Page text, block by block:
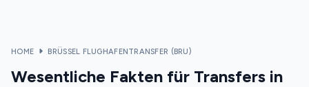
HOME BRÜSSEL FLUGHAFENTRANSFER (BRU)
Wesentliche Fakten für Transfers in